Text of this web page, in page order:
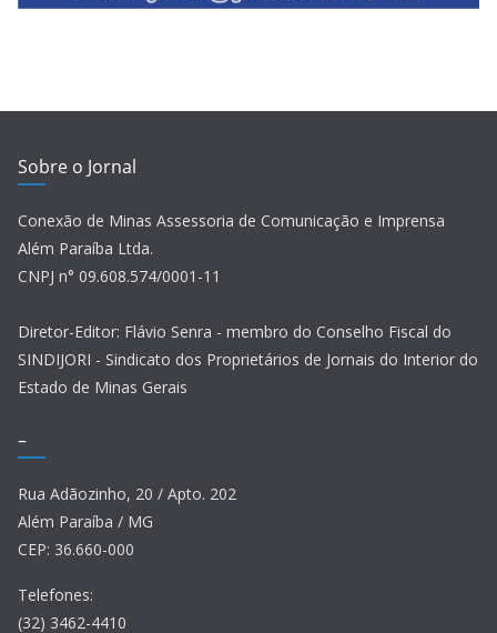
Sobre o Jornal
Conexão de Minas Assessoria de Comunicação e Imprensa
Além Paraíba Ltda.
CNPJ n° 09.608.574/0001-11
Diretor-Editor: Flávio Senra - membro do Conselho Fiscal do
SINDIJORI - Sindicato dos Proprietários de Jornais do Interior do
Estado de Minas Gerais
–
Rua Adãozinho, 20 / Apto. 202
Além Paraíba / MG
CEP: 36.660-000
Telefones:
(32) 3462-4410